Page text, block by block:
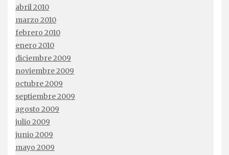
abril 2010
marzo 2010
febrero 2010
enero 2010
diciembre 2009
noviembre 2009
octubre 2009
septiembre 2009
agosto 2009
julio 2009
junio 2009
mayo 2009